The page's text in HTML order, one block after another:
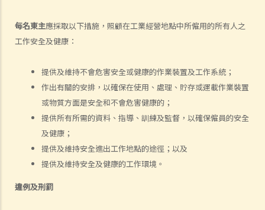
每名東主應採取以下措施，照顧在工業經營地點中所僱用的所有人之
工作安全及健康：
提供及維持不會危害安全或健康的作業裝置及工作系統；
作出有關的安排，以確保在使用、處理、貯存或運載作業裝置
或物質方面是安全和不會危害健康的；
提供所有所需的資料、指導、訓練及監督，以確保僱員的安全
及健康；
提供及維持安全進出工作地點的途徑；以及
提供及維持安全及健康的工作環境。
違例及刑罰
者。因我經已辭去現有工作（而新職員亦已上班），我在離職時便成為
失業人士。我可否向給予新聘約的公司採取法律行動或尋求補救方法？
B. 薪酬
1. 我的秘書弄壞了我辦公室的電腦，而我打算從她本月的薪金中扣除
$3,000 以作賠償，我可否作此扣除？僱主在甚麼情況下才可扣減僱員薪
2. 我上個月的薪金已被拖欠了十天，我的老闆有否觸犯法律？
3. 我已被拖欠了一個月薪金，而老闆告訴我他已無能力支付薪金，他有
否違反僱傭合約？我可否即時終止僱傭合約以及提出索償？
4. 我的工作地方突然被關閉，而自上個月起我便沒有再收到薪金，我認